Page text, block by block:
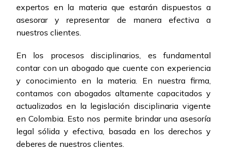
expertos en la materia que estarán dispuestos a
asesorar y representar de manera efectiva a
nuestros clientes.
En los procesos disciplinarios, es fundamental
contar con un abogado que cuente con experiencia
y conocimiento en la materia. En nuestra firma,
contamos con abogados altamente capacitados y
actualizados en la legislación disciplinaria vigente
en Colombia. Esto nos permite brindar una asesoría
legal sólida y efectiva, basada en los derechos y
deberes de nuestros clientes.